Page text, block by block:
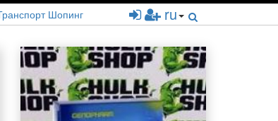
Шопинг ru